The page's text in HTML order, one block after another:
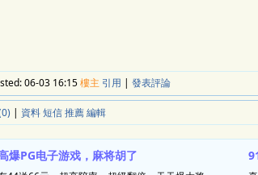
06-03 16:15樓主 引用 | 發表評論
| 資料短信推薦編輯
爆PG电子游戏，麻将胡了